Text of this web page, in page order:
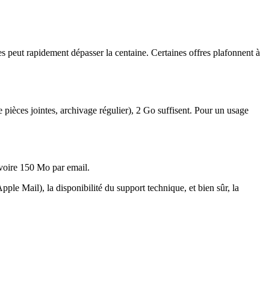
rapidement dépasser la centaine. Certaines offres plafonnent à
jointes, archivage régulier), 2 Go suffisent. Pour un usage
150 Mo par email.
Mail), la disponibilité du support technique, et bien sûr, la